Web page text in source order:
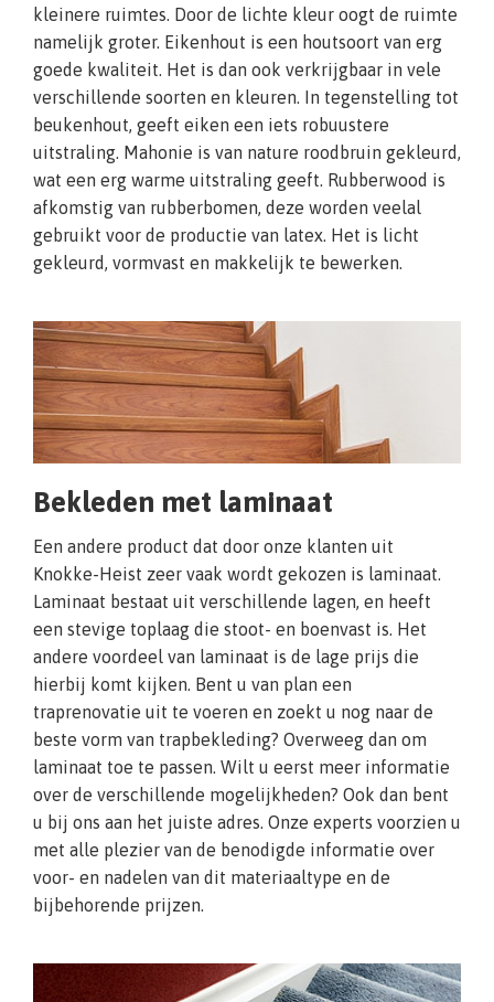
kleinere ruimtes. Door de lichte kleur oogt de ruimte
namelijk groter. Eikenhout is een houtsoort van erg
goede kwaliteit. Het is dan ook verkrijgbaar in vele
verschillende soorten en kleuren. In tegenstelling tot
beukenhout, geeft eiken een iets robuustere
uitstraling. Mahonie is van nature roodbruin gekleurd,
wat een erg warme uitstraling geeft. Rubberwood is
afkomstig van rubberbomen, deze worden veelal
gebruikt voor de productie van latex. Het is licht
gekleurd, vormvast en makkelijk te bewerken.
Bekleden met laminaat
Een andere product dat door onze klanten uit
Knokke-Heist zeer vaak wordt gekozen is laminaat.
Laminaat bestaat uit verschillende lagen, en heeft
een stevige toplaag die stoot- en boenvast is. Het
andere voordeel van laminaat is de lage prijs die
hierbij komt kijken. Bent u van plan een
traprenovatie uit te voeren en zoekt u nog naar de
beste vorm van trapbekleding? Overweeg dan om
laminaat toe te passen. Wilt u eerst meer informatie
over de verschillende mogelijkheden? Ook dan bent
u bij ons aan het juiste adres. Onze experts voorzien u
met alle plezier van de benodigde informatie over
voor- en nadelen van dit materiaaltype en de
bijbehorende prijzen.